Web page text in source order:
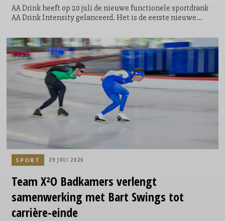
AA Drink heeft op 20 juli de nieuwe functionele sportdrank
AA Drink Intensity gelanceerd. Het is de eerste nieuwe
assortiment toevoegt. De introductie vond plaats tijdens de
allereerste AA Drink Intensity Games: een speciaal
ontwikkelde sportwedstrijd waarin twintig fitfluencers,
sporters en creators uit Nederland en België het tegen
elkaar opnamen.
Team X²O Badkamers verlengt
samenwerking met Bart Swings tot
carrière-einde
SPORT 29 JULI 2026